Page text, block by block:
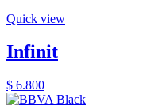
Quick view
Infinit
$ 6.800